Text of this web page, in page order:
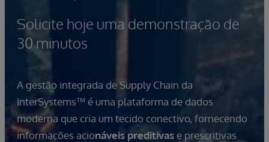
Solicite hoje uma demonstração de
30 minutos
A gestão integrada de Supply Chain da
InterSystems™ é uma plataforma de dados
moderna que cria um tecido conectivo, fornecendo
informações acionáveis preditivase prescritivas